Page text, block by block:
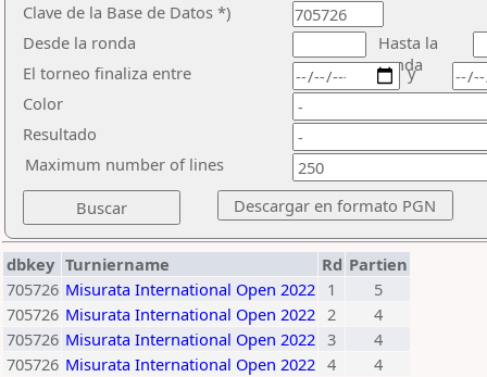
Clave de la Base de Datos *)
Desde la ronda
Hasta la
ronda
El torneo finaliza entre
Color
Resultado
y
Maximum number of lines
dbkey Turniername Rd Partien
705726 Misurata International Open 2022 1
5
705726 Misurata International Open 2022 2
4
705726 Misurata International Open 2022 3
4
705726 Misurata International Open 2022 4
4